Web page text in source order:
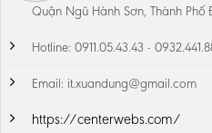
Quận Ngũ Hành Sơn, Thành Phố
Hotline: 0911.05.43.43 -
Email: it.xuandung@gmail.com
https://centerwebs.com/